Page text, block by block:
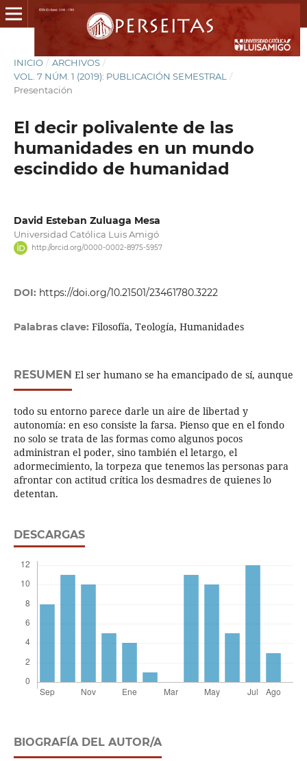
INICIO / ARCHIVOS /
VOL. 7 NÚM. 1 (2019): PUBLICACIÓN SEMESTRAL
/
Presentación
El decir polivalente de las
humanidades en un mundo
escindido de humanidad
David Esteban Zuluaga Mesa
Universidad Católica Luis Amigó
http://orcid.org/0000-0002-8975-5957
DOI: https://doi.org/10.21501/23461780.3222
Palabras clave: Filosofía, Teología, Humanidades
RESUMEN El ser humano se ha emancipado de sí, aunque
todo su entorno parece darle un aire de libertad y
autonomía: en eso consiste la farsa. Pienso que en el fondo
no solo se trata de las formas como algunos pocos
administran el poder, sino también el letargo, el
adormecimiento, la torpeza que tenemos las personas para
afrontar con actitud crítica los desmadres de quienes lo
detentan.
DESCARGAS
BIOGRAFÍA DEL AUTOR/A